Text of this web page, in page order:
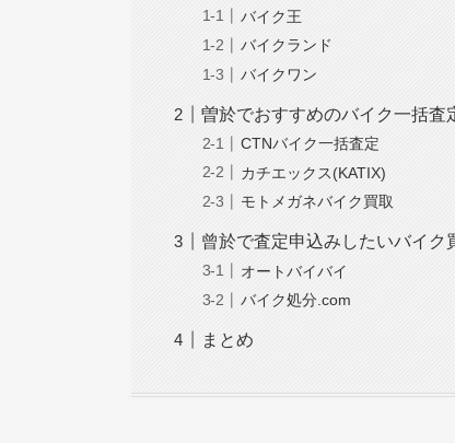
バイク王
バイクランド
バイクワン
曽於でおすすめのバイク一括査
CTNバイク一括査定
カチエックス(KATIX)
モトメガネバイク買取
曾於で査定申込みしたいバイク
オートバイバイ
バイク処分.com
まとめ